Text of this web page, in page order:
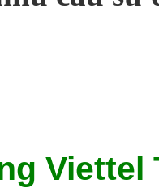
Viettel